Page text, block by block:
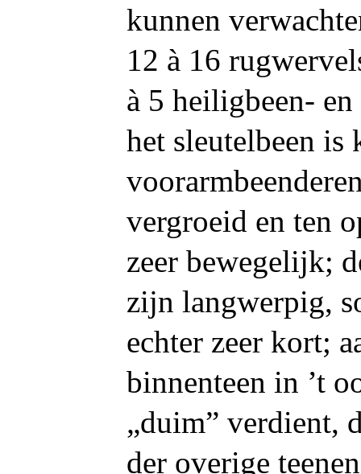
kunnen
12 à 16
à 5 heiligbeen-
het sleutelbeen
vergroeid en ten
zeer bewegelijk;
zijn langwerpig,
echter zeer kort;
binnenteen in ’t
„duim” verdient,
der overige